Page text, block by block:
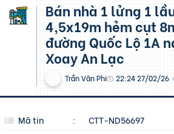
Bán nhà 1 lửng 1 lầu DT
4,5x19m hẻm cụt
đường Quốc Lộ 1A
Xoay An Lạc
Trần Văn Phi 22:24 27/02/26
Mã tin :
CTT-ND56697